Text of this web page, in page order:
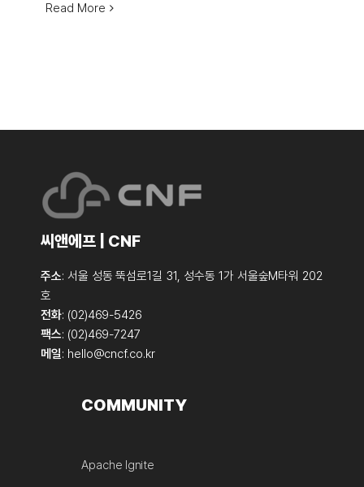
Read More
씨앤에프 | CNF
주소: 서울 성동 뚝섬로1길 31, 성수동 1가 서울숲M타워 202
호
전화: (02)469-5426
팩스: (02)469-7247
메일: hello@cncf.co.kr
COMMUNITY
Apache Ignite